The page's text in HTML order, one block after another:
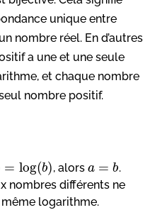
unique entre
nombre réel. En d’autres
a une et une seule
et chaque nombre
nombre positif.
= log(b), alors a = b.
nombres différents ne
logarithme.